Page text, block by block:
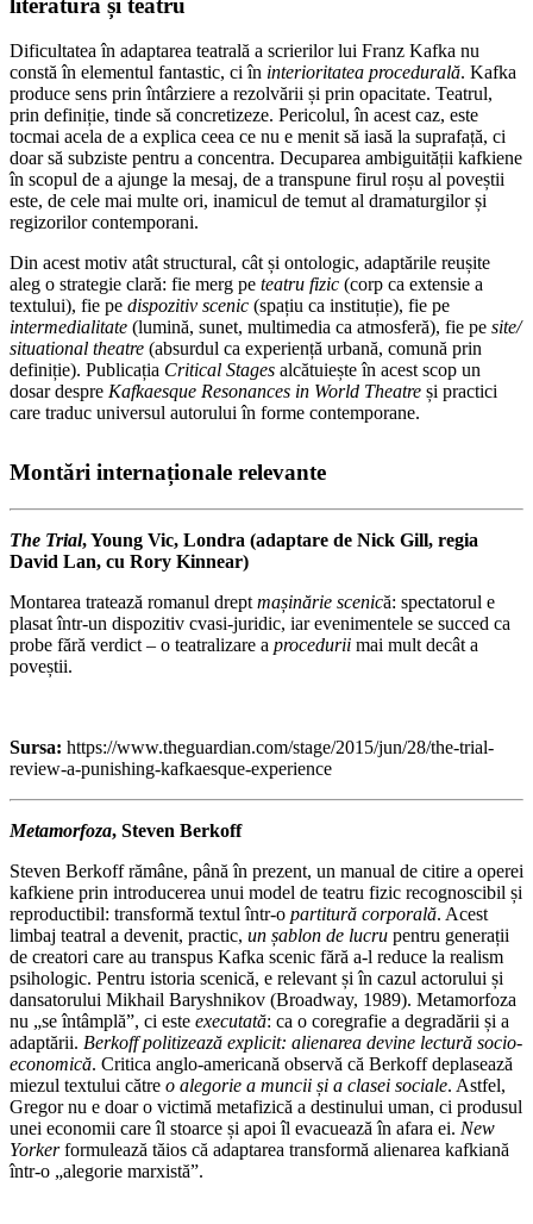
Dificultatea în adaptarea teatrală a scrierilor lui Franz Kafka nu
constă în elementul fantastic, ci în interioritatea procedurală. Kafka
produce sens prin întârziere a rezolvării și prin opacitate. Teatrul,
prin definiție, tinde să concretizeze. Pericolul, în acest caz, este
tocmai acela de a explica ceea ce nu e menit să iasă la suprafață, ci
doar să subziste pentru a concentra. Decuparea ambiguității kafkiene
în scopul de a ajunge la mesaj, de a transpune firul roșu al poveștii
este, de cele mai multe ori, inamicul de temut al dramaturgilor și
regizorilor contemporani.
Din acest motiv atât structural, cât și ontologic, adaptările reușite
aleg o strategie clară: fie merg pe teatru fizic (corp ca extensie a
textului), fie pe dispozitiv scenic (spațiu ca instituție), fie pe
intermedialitate (lumină, sunet, multimedia ca atmosferă), fie pe site/
situational theatre (absurdul ca experiență urbană, comună prin
definiție). Publicația Critical Stages alcătuiește în acest scop un
dosar despre Kafkaesque Resonances in World Theatre și practici
care traduc universul autorului în forme contemporane.
Montări internaționale relevante
The Trial, Young Vic, Londra (adaptare de Nick Gill, regia
David Lan, cu Rory Kinnear)
Montarea tratează romanul drept mașinărie scenică: spectatorul e
plasat într-un dispozitiv cvasi-juridic, iar evenimentele se succed ca
probe fără verdict – o teatralizare a procedurii mai mult decât a
poveștii.
Sursa: https://www.theguardian.com/stage/2015/jun/28/the-trial-
review-a-punishing-kafkaesque-experience
Metamorfoza, Steven Berkoff
Steven Berkoff rămâne, până în prezent, un manual de citire a operei
kafkiene prin introducerea unui model de teatru fizic recognoscibil și
reproductibil: transformă textul într-o partitură corporală. Acest
limbaj teatral a devenit, practic, un șablon de lucru pentru generații
de creatori care au transpus Kafka scenic fără a-l reduce la realism
psihologic. Pentru istoria scenică, e relevant și în cazul actorului și
dansatorului Mikhail Baryshnikov (Broadway, 1989). Metamorfoza
nu „se întâmplă”, ci este executată: ca o coregrafie a degradării și a
adaptării. Berkoff politizează explicit: alienarea devine lectură socio-
economică. Critica anglo-americană observă că Berkoff deplasează
miezul textului către o alegorie a muncii și a clasei sociale. Astfel,
Gregor nu e doar o victimă metafizică a destinului uman, ci produsul
unei economii care îl stoarce și apoi îl evacuează în afara ei. New
Yorkerformulează tăios că adaptarea transformă alienarea kafkiană
într-o „alegorie marxistă”.